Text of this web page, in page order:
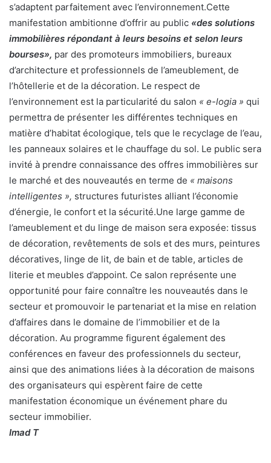
s’adaptent parfaitement avec l’environnement.Cette
manifestation ambitionne d’offrir au public «des solutions
immobilières répondant à leurs besoins et selon leurs
bourses», par des promoteurs immobiliers, bureaux
d’architecture et professionnels de l’ameublement, de
l’hôtellerie et de la décoration. Le respect de
l’environnement est la particularité du salon « e-logia » qui
permettra de présenter les différentes techniques en
matière d’habitat écologique, tels que le recyclage de l’eau,
les panneaux solaires et le chauffage du sol. Le public sera
invité à prendre connaissance des offres immobilières sur
le marché et des nouveautés en terme de « maisons
intelligentes », structures futuristes alliant l’économie
d’énergie, le confort et la sécurité.Une large gamme de
l’ameublement et du linge de maison sera exposée: tissus
de décoration, revêtements de sols et des murs, peintures
décoratives, linge de lit, de bain et de table, articles de
literie et meubles d’appoint. Ce salon représente une
opportunité pour faire connaître les nouveautés dans le
secteur et promouvoir le partenariat et la mise en relation
d’affaires dans le domaine de l’immobilier et de la
décoration. Au programme figurent également des
conférences en faveur des professionnels du secteur,
ainsi que des animations liées à la décoration de maisons
des organisateurs qui espèrent faire de cette
manifestation économique un événement phare du
secteur immobilier.
Imad T